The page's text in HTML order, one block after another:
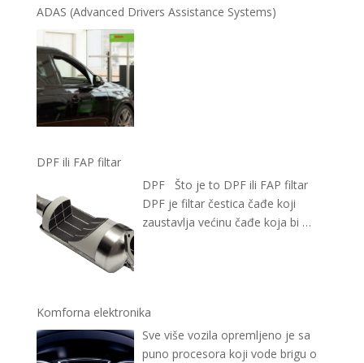
ADAS (Advanced Drivers Assistance Systems)
DPF ili FAP filtar
DPF Što je to DPF ili FAP filtar
DPF je filtar čestica čađe koji
zaustavlja većinu čađe koja bi …
Komforna elektronika
Sve više vozila opremljeno je sa
puno procesora koji vode brigu o